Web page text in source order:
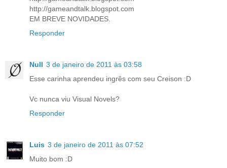
http://gameandtalk.blogspot.com
EM BREVE NOVIDADES.
Responder
Null 3 de janeiro de 2011 às 03:58
Esse carinha aprendeu ingrês com seu Creison :D
Vc nunca viu Visual Novels?
Responder
Luis 3 de janeiro de 2011 às 07:52
Muito bom :D